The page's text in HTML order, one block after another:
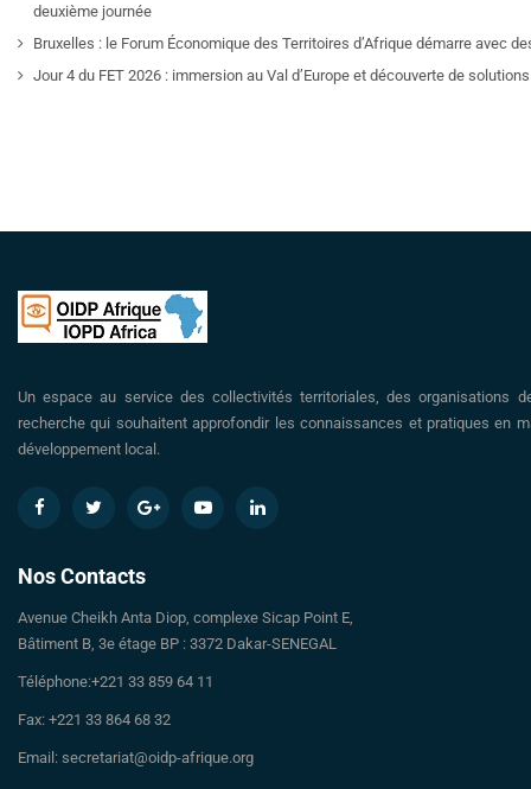
deuxième journée
Bruxelles : le Forum Économique des Territoires d’Afrique démarre avec
Jour 4 du FET 2026 : immersion au Val d’Europe et découverte de
Un espace au service des collectivités territoriales, des organisations
recherche qui souhaitent approfondir les connaissances et pratiques en
développement local.
Nos Contacts
Avenue Cheikh Anta Diop, complexe Sicap Point E,
Bâtiment B, 3e étage BP : 3372 Dakar-SENEGAL
Téléphone:+221 33 859 64 11
Fax: +221 33 864 68 32
Email: secretariat@oidp-afrique.org